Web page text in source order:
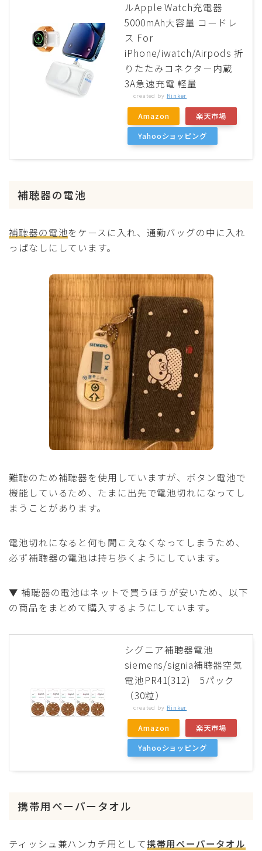
ルApple Watch充電器
5000mAh大容量 コードレ
ス For
iPhone/iwatch/Airpods 折
りたたみコネクター内蔵
3A急速充電 軽量
created by Rinker
Amazon
楽天市場
Yahooショッピング
補聴器の電池
補聴器の電池をケースに入れ、通勤バッグの中に入れ
っぱなしにしています。
難聴のため補聴器を使用していますが、ボタン電池で
機能しているため、たまに出先で電池切れになってし
まうことがあります。
電池切れになると何も聞こえなくなってしまうため、
必ず補聴器の電池は持ち歩くようにしています。
▼ 補聴器の電池はネットで買うほうが安いため、以下
の商品をまとめて購入するようにしています。
シグニア補聴器電池
siemens/signia補聴器空気
電池PR41(312) 5パック
（30粒）
created by Rinker
Amazon
楽天市場
Yahooショッピング
携帯用ペーパータオル
ティッシュ兼ハンカチ用として携帯用ペーパータオル